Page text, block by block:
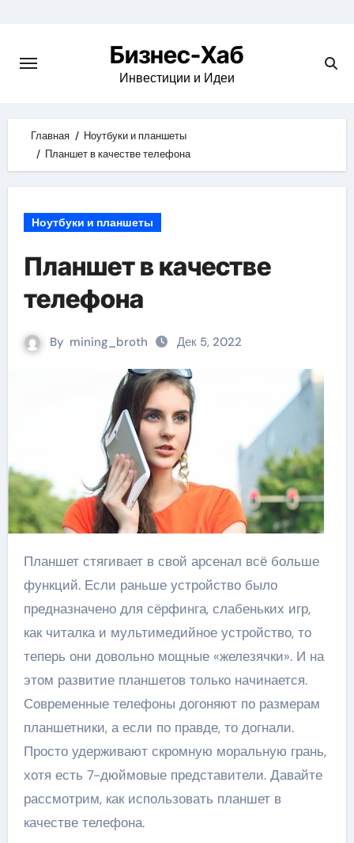
content
Бизнес-Хаб
Инвестиции и Идеи
Главная
Ноутбуки и планшеты
Планшет в качестве телефона
Ноутбуки и планшеты
Планшет в качестве
телефона
By mining_broth Дек 5, 2022
Планшет стягивает в свой арсенал всё больше
функций. Если раньше устройство было
предназначено для сёрфинга, слабеньких игр,
как читалка и мультимедийное устройство, то
теперь они довольно мощные «железячки». И на
этом развитие планшетов только начинается.
Современные телефоны догоняют по размерам
планшетники, а если по правде, то догнали.
Просто удерживают скромную моральную грань,
хотя есть 7-дюймовые представители. Давайте
рассмотрим, как использовать планшет в
качестве телефона.